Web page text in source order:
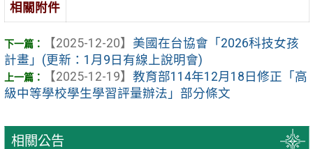
相關公告
相關附件
【2025-12-20】 美國在台協會「2026科技女孩
計畫」(更新：1月9日有線上說明會)
【2025-12-19】 教育部114年12月18日修正「高
級中等學校學生學習評量辦法」部分條文